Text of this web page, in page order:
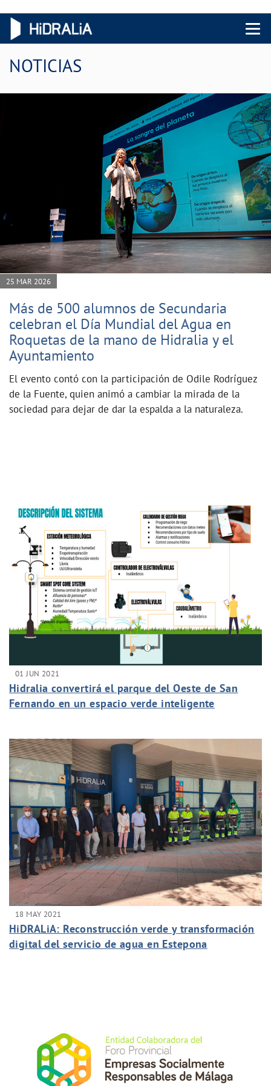
Menu
NOTICIAS
25 MAR 2026
Más de 500 alumnos de Secundaria
celebran el Día Mundial del Agua en
Roquetas de la mano de Hidralia y el
Ayuntamiento
El evento contó con la participación de Odile Rodríguez
de la Fuente, quien animó a cambiar la mirada de la
sociedad para dejar de dar la espalda a la naturaleza.
01 JUN 2021
Hidralia convertirá el parque del Oeste de San
Fernando en un espacio verde inteligente
18 MAY 2021
HiDRALiA: Reconstrucción verde y transformación
digital del servicio de agua en Estepona